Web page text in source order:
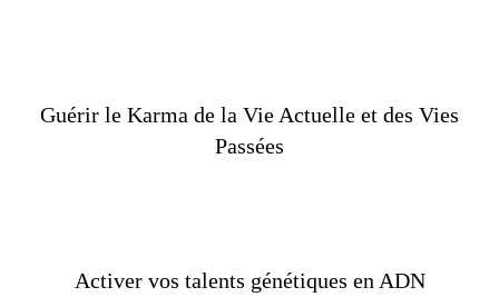
Guérir le Karma de la Vie Actuelle et des Vies
Passées
Activer vos talents génétiques en ADN